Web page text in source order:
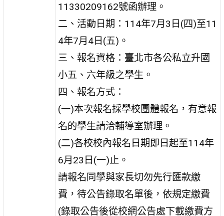
11330209162號函辦理。
二、活動日期：114年7月3日(四)至11
4年7月4日(五)。
三、報名資格：臺北市各公私立升國
小五、六年級之學生。
四、報名方式：
(一)本次報名採學校團體報名，有意報
名的學生請洽輔導室辦理。
(二)各校校內報名日期即日起至114年
6月23日(一)止。
請報名同學與家長切勿先行匯款繳
費，待公告錄取名單後，依規定繳費
(錄取公告後從校網公告處下載繳費方